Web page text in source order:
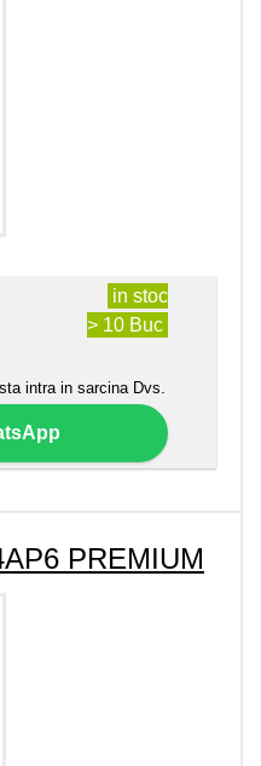
in stoc
> 10 Buc
intra in sarcina Dvs.
PREMIUM